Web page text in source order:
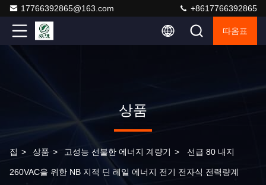
17766392865@163.com +8617766392865
따옴표
상품
집 > 상품 > 고성능 선불한 에너지 계량기 > 선급 80 내지
260VAC을 위한 NB 지적 딘 레일 에너지 전기 전자식 전력량계